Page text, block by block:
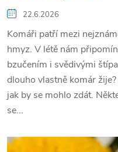
22.6.2026
Komáři patří mezi
hmyz. V létě nám
bzučením i svědivými
dlouho vlastně komár
jak by se mohlo zdát.
se...